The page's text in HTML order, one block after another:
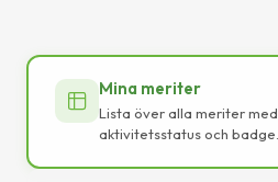
Mina meriter
Lista över alla meriter med
aktivitetsstatus och badge.